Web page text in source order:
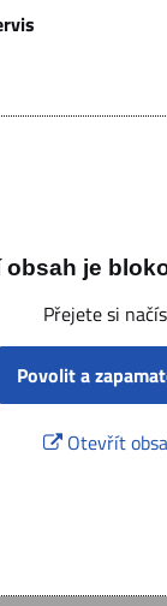
obsah je
Přejete si
Povolit a
Otevřít